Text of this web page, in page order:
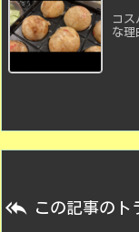
コ
な
 この記事のト